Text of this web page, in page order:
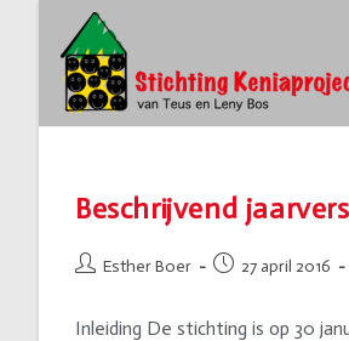
Beschrijvend
Esther Boer 27 april 2016
Inleiding De stichting is op 30